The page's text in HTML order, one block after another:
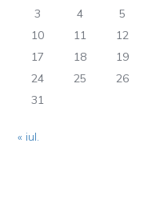
3
4 5
10
11 12
17
18 19
24
25 26
31
« iul.